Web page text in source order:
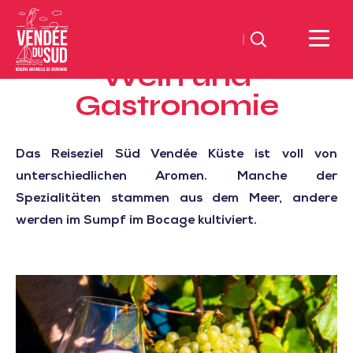
Sud
TourismusSüd
Vendée
Küste
Suchen
Wein und
Gastronomie
Das Reiseziel Süd Vendée Küste ist voll von
unterschiedlichen Aromen. Manche der
Spezialitäten stammen aus dem Meer, andere
werden im Sumpf im Bocage kultiviert.
Weinstraße
und
Weinberg